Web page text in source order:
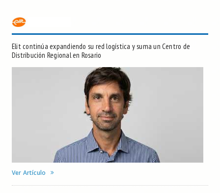
Elit continúa expandiendo su red logística y suma un Centro de
Distribución Regional en Rosario
Ver Artículo